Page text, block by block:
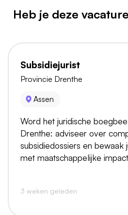
Heb je deze
Subsidiejurist
Provincie Drenthe
Assen
Word het juridische
Drenthe: adviseer over
subsidiedossiers en bewaak
met maatschappelijke
3 weken geleden